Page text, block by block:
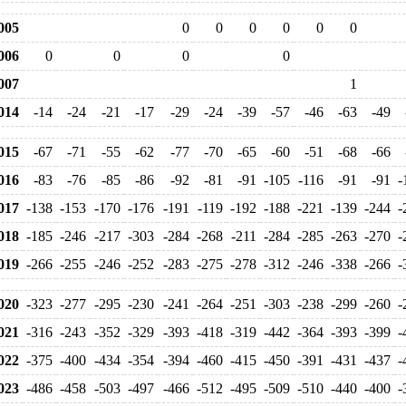
0 0 0 0 0
0
0 0 0
0
1
-14 -24 -21 -17 -29 -24 -39 -57 -46 -63 -49
-67 -71 -55 -62 -77 -70 -65 -60 -51 -68 -66
-83 -76 -85 -86 -92 -81 -91 -105 -116 -91 -91
-
-138 -153 -170 -176 -191 -119 -192 -188 -221 -139 -244 -
-185 -246 -217 -303 -284 -268 -211 -284 -285 -263 -270 -
-266 -255 -246 -252 -283 -275 -278 -312 -246 -338 -266 -
-323 -277 -295 -230 -241 -264 -251 -303 -238 -299 -260 -
-316 -243 -352 -329 -393 -418 -319 -442 -364 -393 -399 -
-375 -400 -434 -354 -394 -460 -415 -450 -391 -431 -437 -
-486 -458 -503 -497 -466 -512 -495 -509 -510 -440 -400 -